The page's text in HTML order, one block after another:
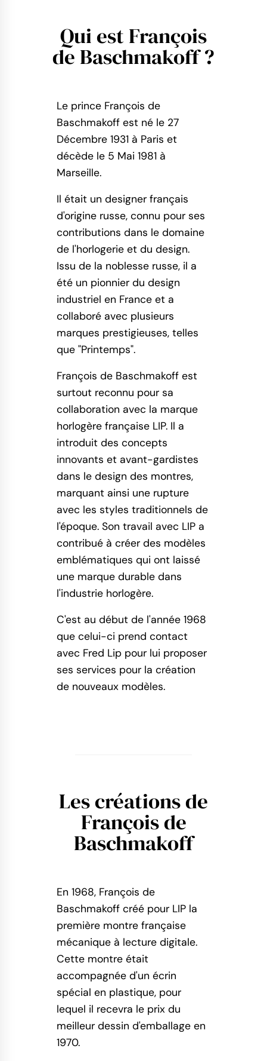
Qui est François
de Baschmakoff ?
Le prince François de
Baschmakoff est né le 27
Décembre 1931 à Paris et
décède le 5 Mai 1981 à
Marseille.
Il était un designer français
d'origine russe, connu pour ses
contributions dans le domaine
de l'horlogerie et du design.
Issu de la noblesse russe, il a
été un pionnier du design
industriel en France et a
collaboré avec plusieurs
marques prestigieuses, telles
que "Printemps".
François de Baschmakoff est
surtout reconnu pour sa
collaboration avec la marque
horlogère française LIP. Il a
introduit des concepts
innovants et avant-gardistes
dans le design des montres,
marquant ainsi une rupture
avec les styles traditionnels de
l'époque. Son travail avec LIP a
contribué à créer des modèles
emblématiques qui ont laissé
une marque durable dans
l'industrie horlogère.
C'est au début de l'année 1968
que celui-ci prend contact
avec Fred Lip pour lui proposer
ses services pour la création
de nouveaux modèles.
Les créations de
François de
Baschmakoff
En 1968, François de
Baschmakoff créé pour LIP la
première montre française
mécanique à lecture digitale.
Cette montre était
accompagnée d'un écrin
spécial en plastique, pour
lequel il recevra le prix du
meilleur dessin d'emballage en
1970.